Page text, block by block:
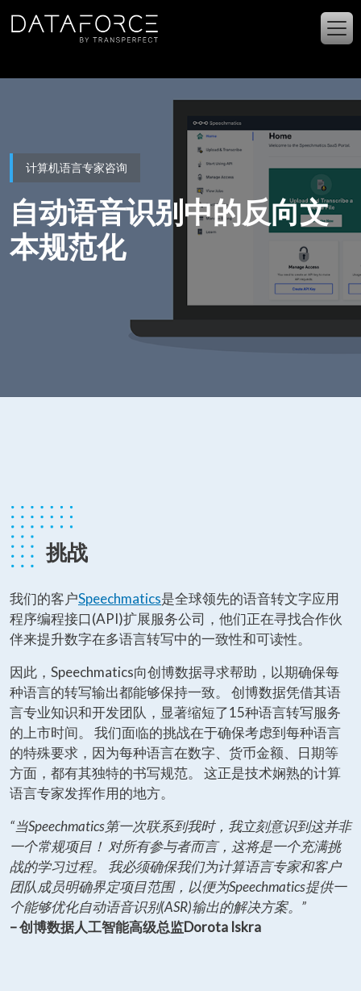
计算机语言专家咨询
自动语音识别中的反向文
本规范化
挑战
我们的客户Speechmatics是全球领先的语音转文字应用
程序编程接口(API)扩展服务公司，他们正在寻找合作伙
伴来提升数字在多语言转写中的一致性和可读性。
因此，Speechmatics向创博数据寻求帮助，以期确保每
种语言的转写输出都能够保持一致。 创博数据凭借其语
言专业知识和开发团队，显著缩短了15种语言转写服务
的上市时间。 我们面临的挑战在于确保考虑到每种语言
的特殊要求，因为每种语言在数字、货币金额、日期等
方面，都有其独特的书写规范。 这正是技术娴熟的计算
语言专家发挥作用的地方。
“当Speechmatics第一次联系到我时，我立刻意识到这并非
一个常规项目！ 对所有参与者而言，这将是一个充满挑
战的学习过程。 我必须确保我们为计算语言专家和客户
团队成员明确界定项目范围，以便为Speechmatics提供一
个能够优化自动语音识别(ASR)输出的解决方案。”
– 创博数据人工智能高级总监Dorota Iskra